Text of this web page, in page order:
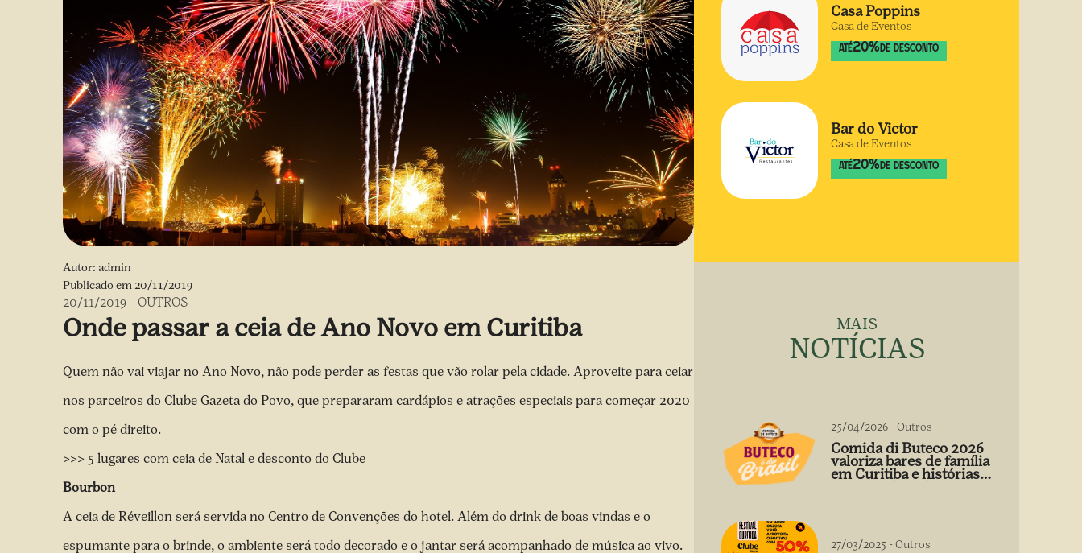
Autor: admin
Publicado em20/11/2019
20/11/2019 - OUTROS
Onde passar a ceia de Ano Novo em Curitiba
Quem não vai viajar no Ano Novo, não pode perder as festas que vão rolar pela cidade. Aproveite para ceiar
nos parceiros do Clube Gazeta do Povo, que prepararam cardápios e atrações especiais para começar 2020
com o pé direito.
>>> 5 lugares com ceia de Natal e desconto do Clube
Bourbon
A ceia de Réveillon será servida no Centro de Convenções do hotel. Além do drink de boas vindas e o
espumante para o brinde, o ambiente será todo decorado e o jantar será acompanhado de música ao vivo.
Casa Poppins
Casa de Eventos
ATÉ20%DE DESCONTO
Bar do Victor
Casa de Eventos
ATÉ20%DE DESCONTO
MAIS
NOTÍCIAS
25/04/2026 -Outros
Comida di Buteco 2026
valoriza bares de família
em Curitiba e histórias
27/03/2025 -Outros